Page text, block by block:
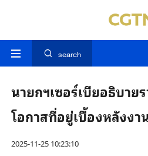
search
นายกฯเซอร์เบียอธิบาย
โอกาสที่อยู่เบื้องหลังงา
2025-11-25 10:23:10